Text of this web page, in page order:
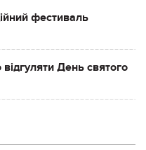
фестиваль
День святого